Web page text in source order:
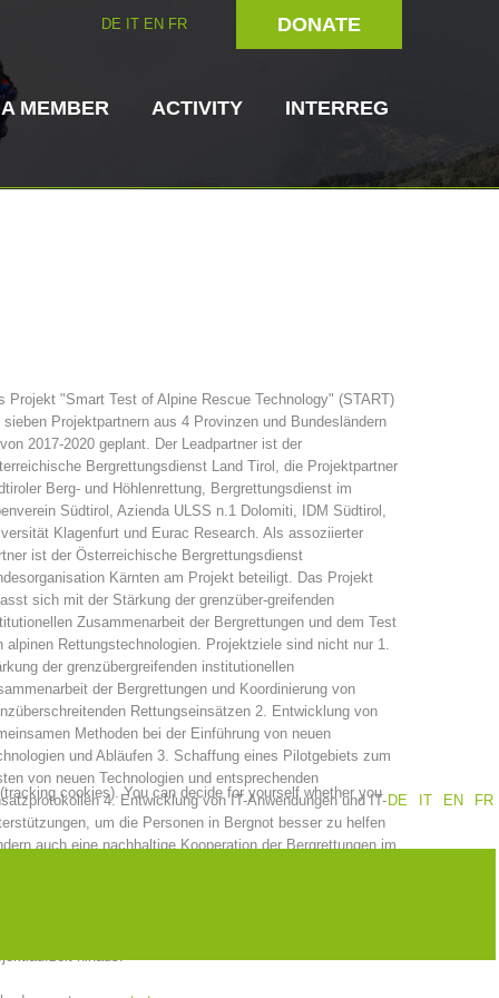
DONATE
DE IT EN FR
Rescue
Board of Management
operations Contact
Annual report
MEMBER
Training
ACTIVITY
Prevention The PEER Group
INTERREG
- START ITAT 4112 - RESYST
Projekt "Smart Test of Alpine Rescue Technology" (START)
sieben Projektpartnern aus 4 Provinzen und Bundesländern
2017-2020 geplant. Der Leadpartner ist der
Bergrettungsdienst Land Tirol, die Projektpartner
Berg- und Höhlenrettung, Bergrettungsdienst im
Südtirol, Azienda ULSS n.1 Dolomiti, IDM Südtirol,
Klagenfurt und Eurac Research. Als assoziierter
ist der Österreichische Bergrettungsdienst
Kärnten am Projekt beteiligt. Das Projekt
sich mit der Stärkung der grenzüber-greifenden
Zusammenarbeit der Bergrettungen und dem Test
alpinen Rettungstechnologien. Projektziele sind nicht nur 1.
der grenzübergreifenden institutionellen
der Bergrettungen und Koordinierung von
Rettungseinsätzen 2. Entwicklung von
Methoden bei der Einführung von neuen
und Abläufen 3. Schaffung eines Pilotgebiets zum
von neuen Technologien und entsprechenden
4. Entwicklung von IT-Anwendungen und IT-
um die Personen in Bergnot besser zu helfen
auch eine nachhaltige Kooperation der Bergrettungen im
hinaus.
DE
IT EN FR
cookies). You can decide for yourself whether you